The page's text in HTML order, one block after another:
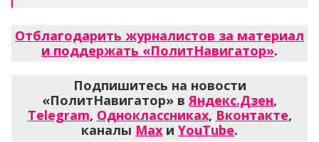
Отблагодарить журналистов за материал
и поддержать «ПолитНавигатор».
Подпишитесь на новости
«ПолитНавигатор» вЯндекс.Дзен,
Telegram, Одноклассниках, Вконтакте,
каналы Max и YouTube.